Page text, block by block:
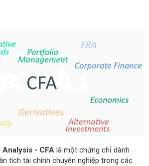
- CFA là một chứng chỉ dành
tích tài chính chuyên nghiệp trong các